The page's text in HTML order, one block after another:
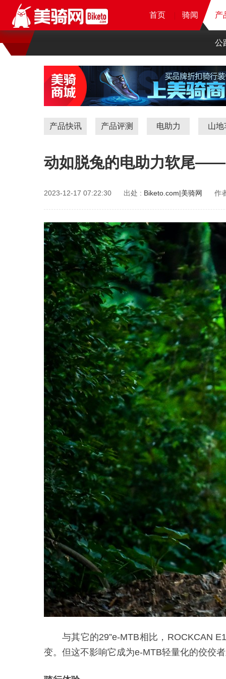
首页
首页 骑闻 产
首页 骑闻 产
首页 骑闻 产
公
产品快讯 产品评测 电助力 山地
动如脱兔的电助力软尾
2023-12-17 07:22:30 出处 : Biketo.com|美骑网 作
与其它的29”e-MTB相比，ROCKCAN
变。但这不影响它成为e-MTB轻量化的佼佼